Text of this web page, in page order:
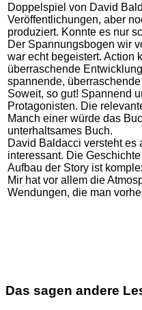
Doppelspiel von David
Veröffentlichungen, aber
produziert. Konnte es nur
Der Spannungsbogen wir
war echt begeistert. Action
überraschende
spannende,
Soweit, so gut! Spannend
Protagonisten. Die
Manch einer würde das
unterhaltsames Buch.
David Baldacci versteht es
interessant. Die
Aufbau der Story ist
Mir hat vor allem die
Wendungen, die man
Das sagen andere